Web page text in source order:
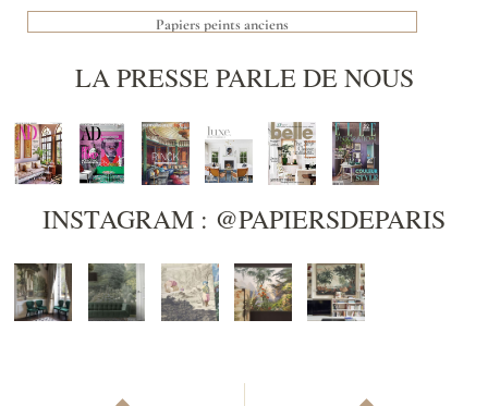
Papiers peints anciens
LA PRESSE PARLE DE NOUS
INSTAGRAM : @PAPIERSDEPARIS